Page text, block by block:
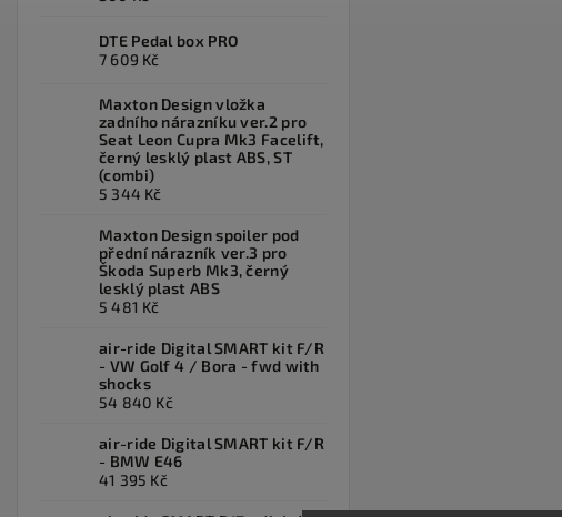
DTE Pedal box PRO
7 609 Kč
Maxton Design vložka
zadního nárazníku ver.2 pro
Seat Leon Cupra Mk3 Facelift,
černý lesklý plast ABS, ST
(combi)
5 344 Kč
Maxton Design spoiler pod
přední nárazník ver.3 pro
Škoda Superb Mk3, černý
lesklý plast ABS
5 481 Kč
air-ride Digital SMART kit F/R
- VW Golf 4 / Bora - fwd with
shocks
54 840 Kč
air-ride Digital SMART kit F/R
- BMW E46
41 395 Kč